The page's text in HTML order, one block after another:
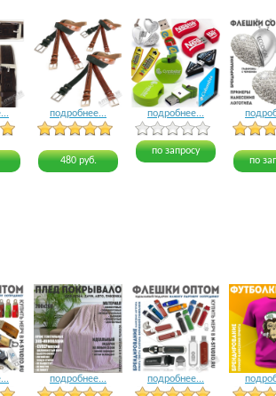
3 голоса
подробнее...
4 голоса
480 руб.
подробнее...
по запросу
по
подробнее... подробнее...